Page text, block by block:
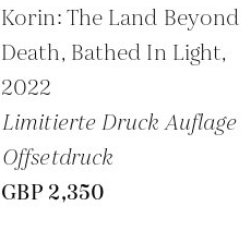
Korin: The Land Beyond
Death, Bathed In Light,
2022
Limitierte Druck Auflage
Offsetdruck
GBP 2,350